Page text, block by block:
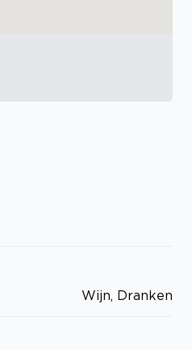
Wijn, Dranken